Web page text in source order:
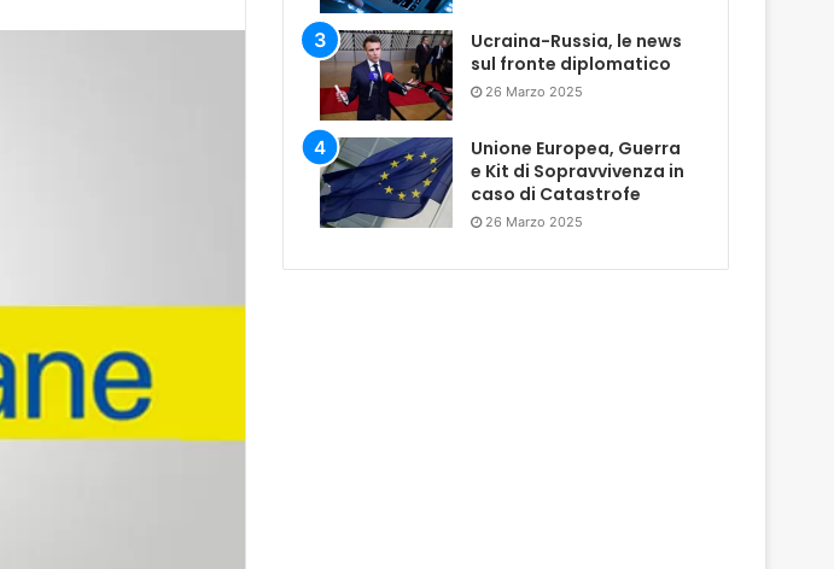
Ucraina-Russia, le news
sul fronte diplomatico
26 Marzo 2025
Unione Europea, Guerra
e Kit di Sopravvivenza in
caso di Catastrofe
26 Marzo 2025